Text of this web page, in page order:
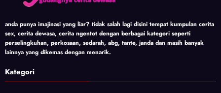
anda punya imajinasi yang liar? tidak salah lagi disini tempat kumpulan cerita
sex, cerita dewasa, cerita ngentot dengan berbagai kategori seperti
perselingkuhan, perkosaan, sedarah, abg, tante, janda dan masih banyak
lainnya yang dikemas dengan menarik.
Kategori